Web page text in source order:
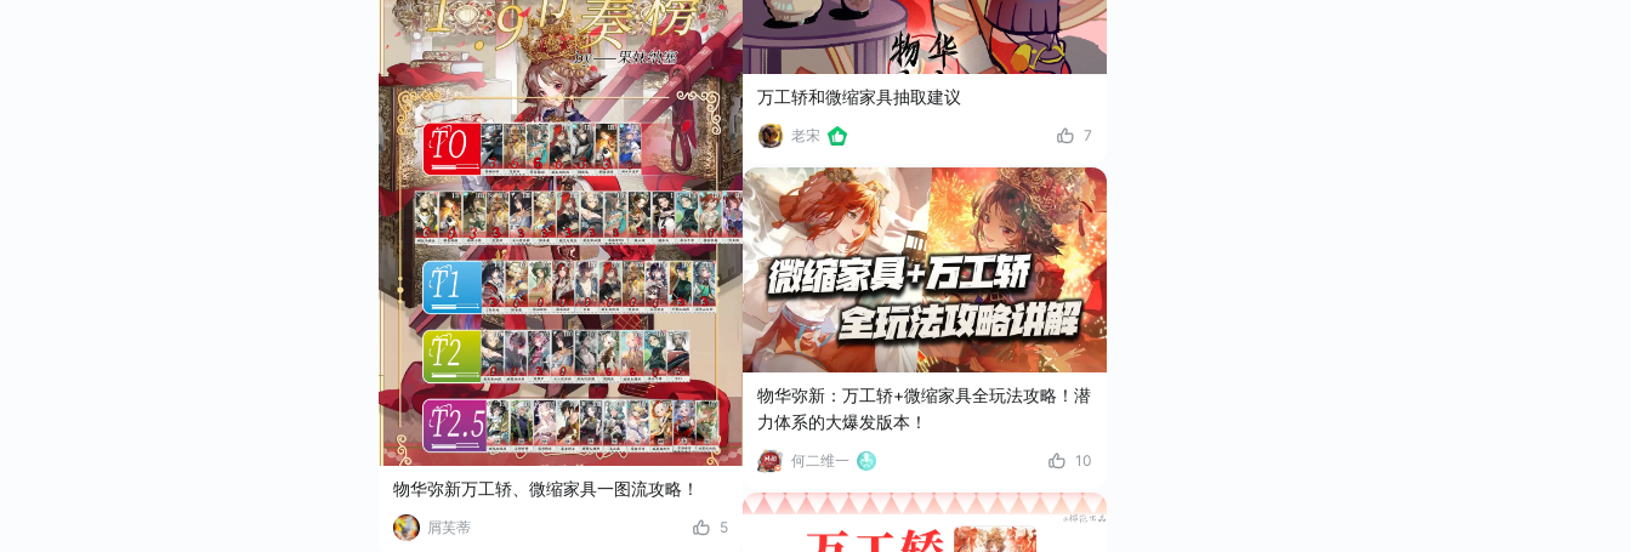
物华弥新万工轿、微缩家具一图流攻略！
屑芙蒂 5
万工轿和微缩家具抽取建议
老宋 7
物华弥新：万工轿+微缩家具全玩法攻略！潜
力体系的大爆发版本！
何二维一 10